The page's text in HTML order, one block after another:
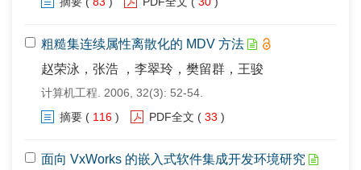
粗糙集连续属性离散化的 MDV 方法
赵荣泳，张浩 ，李翠玲，樊留群，王骏
计算机工程. 2006, 32(3): 52-54.
摘要 ( 116 ) PDF全文 ( 33 )
面向 VxWorks 的嵌入式软件集成开发环境研究